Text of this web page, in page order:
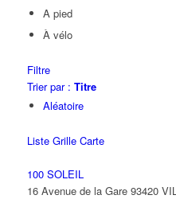
A pied
À vélo
Filtre
Trier par : Titre
Aléatoire
Liste Grille Carte
100 SOLEIL
16 Avenue de la Gare 93420